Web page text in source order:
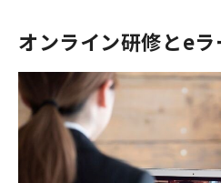
オンライン研修とe